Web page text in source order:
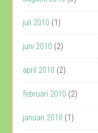
juli 2010 (1)
juni 2010 (2)
april 2010 (2)
februari 2010 (2)
januari 2010 (1)